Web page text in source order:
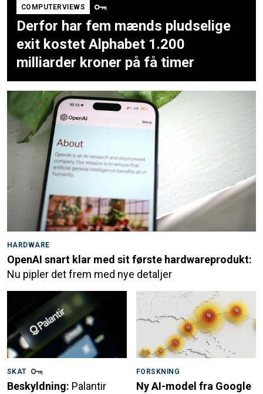
COMPUTERVIEWS
Derfor har fem mænds pludselige
exit kostet Alphabet 1.200
milliarder kroner på få timer
HARDWARE
OpenAI snart klar med sit første hardwareprodukt:
Nu pipler det frem med nye detaljer
SKAT
Beskyldning: Palantir
FORSKNING
Ny AI-model fra Google